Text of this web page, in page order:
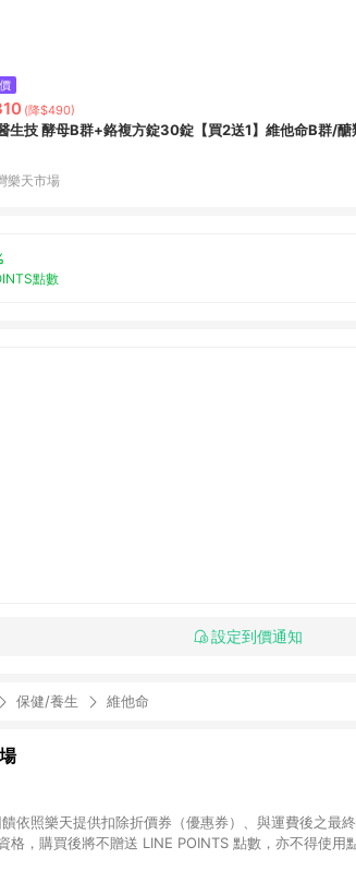
(降$490)
生技 酵母B群+鉻複方錠30錠【買2送1】維他命B群/醣
樂天市場
點數
設定到價通知
保健/養生 維他命
格，購買後將不贈送 LINE POINTS 點數，亦不得使